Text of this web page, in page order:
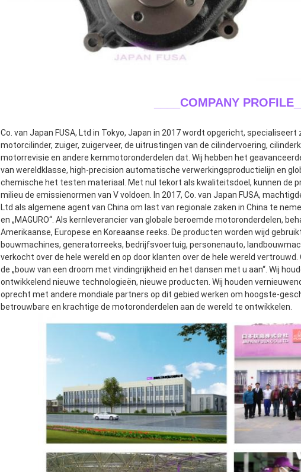
____COMPANY PROFILE__
Co. van Japan FUSA, Ltd in Tokyo, Japan in 2017 wordt opgericht,
motorcilinder, zuiger, zuigerveer, de uitrustingen van de cilindervoering,
motorrevisie en andere kernmotoronderdelen dat. Wij hebben het
van wereldklasse, high-precision automatische verwerkingsproductielijn en
chemische het testen materiaal. Met nul tekort als kwaliteitsdoel, kunnen de
milieu de emissienormen van V voldoen. In 2017, Co. van Japan FUSA,
Ltd als algemene agent van China om last van regionale zaken in China te
en „MAGURO“. Als kernleverancier van globale beroemde motoronderdelen,
Amerikaanse, Europese en Koreaanse reeks. De producten worden wijd
bouwmachines, generatorreeks, bedrijfsvoertuig, personenauto,
verkocht over de hele wereld en op door klanten over de hele wereld
de „bouw van een droom met vindingrijkheid en het dansen met u aan“. Wij
ontwikkelend nieuwe technologieën, nieuwe producten. Wij houden
oprecht met andere mondiale partners op dit gebied werken om hoogste-
betrouwbare en krachtige de motoronderdelen aan de wereld te ontwikkelen.